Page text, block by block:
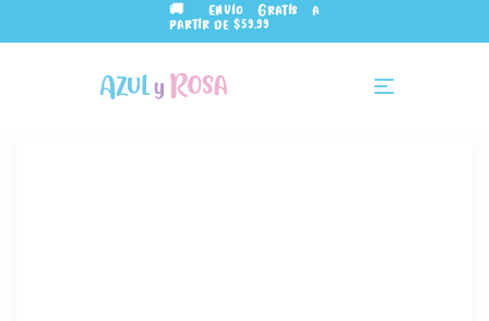
🚚 Envío Gratis a
partir de $59.99